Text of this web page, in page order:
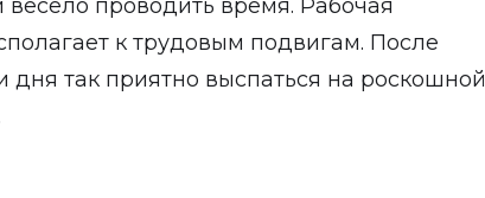
проводить время. Рабочая
к трудовым подвигам. После
так приятно выспаться на роскошной